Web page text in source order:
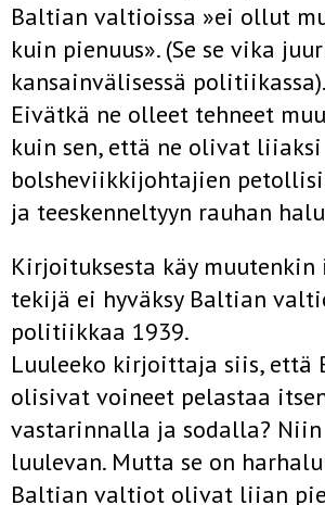
Baltian valtioissa »ei ollut
kuin pienuus». (Se se vika
kansainvälisessä politiikassa).
Eivätkä ne olleet tehneet
kuin sen, että ne olivat liiaksi
bolsheviikkijohtajien
ja teeskenneltyyn rauhan
Kirjoituksesta käy
tekijä ei hyväksy Baltian
politiikkaa 1939.
Luuleeko kirjoittaja siis,
olisivat voineet pelastaa
vastarinnalla ja sodalla?
luulevan. Mutta se on
Baltian valtiot olivat liian